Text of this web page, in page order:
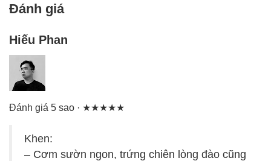
Đánh giá
Hiếu Phan
Đánh giá 5 sao · ★★★★★
Khen:
– Cơm sườn ngon, trứng chiên lòng đào cũng